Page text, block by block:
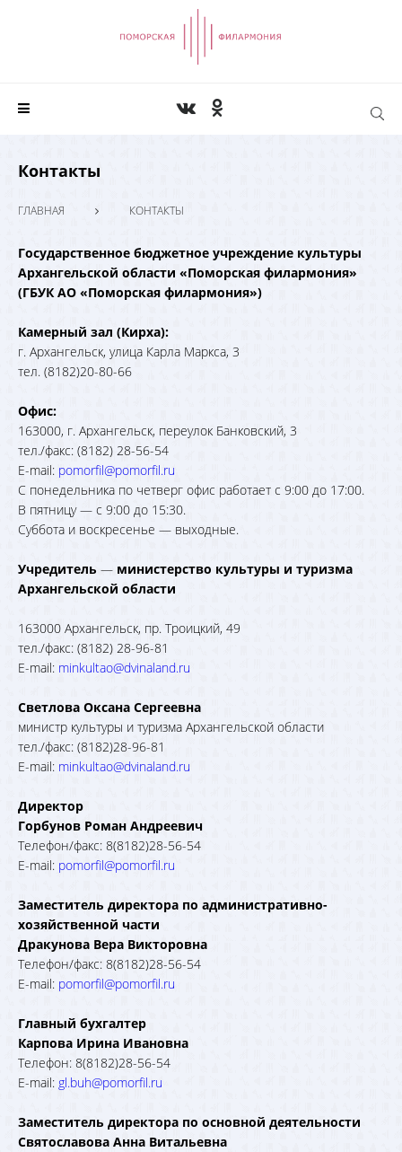
Контакты
ГЛАВНАЯ КОНТАКТЫ
Государственное бюджетное учреждение культуры
Архангельской области «Поморская филармония»
(ГБУК АО «Поморская филармония»)
Камерный зал (Кирха):
г. Архангельск, улица Карла Маркса, 3
тел. (8182)20-80-66
Офис:
163000, г. Архангельск, переулок Банковский, 3
тел./факс: (8182) 28-56-54
E-mail: pomorfil@pomorfil.ru
С понедельника по четверг офис работает с 9:00 до 17:00.
В пятницу — с 9:00 до 15:30.
Суббота и воскресенье — выходные.
Учредитель — министерство культуры и туризма
Архангельской области
163000 Архангельск, пр. Троицкий, 49
тел./факс: (8182) 28-96-81
E-mail: minkultao@dvinaland.ru
Светлова Оксана Сергеевна
министр культуры и туризма Архангельской области
тел./факс: (8182)28-96-81
E-mail: minkultao@dvinaland.ru
Директор
Горбунов Роман Андреевич
Телефон/факс: 8(8182)28-56-54
E-mail: pomorfil@pomorfil.ru
Заместитель директора по административно-
хозяйственной части
Дракунова Вера Викторовна
Телефон/факс: 8(8182)28-56-54
E-mail: pomorfil@pomorfil.ru
Главный бухгалтер
Карпова Ирина Ивановна
Телефон: 8(8182)28-56-54
E-mail: gl.buh@pomorfil.ru
Заместитель директора по основной деятельности
Святославова Анна Витальевна